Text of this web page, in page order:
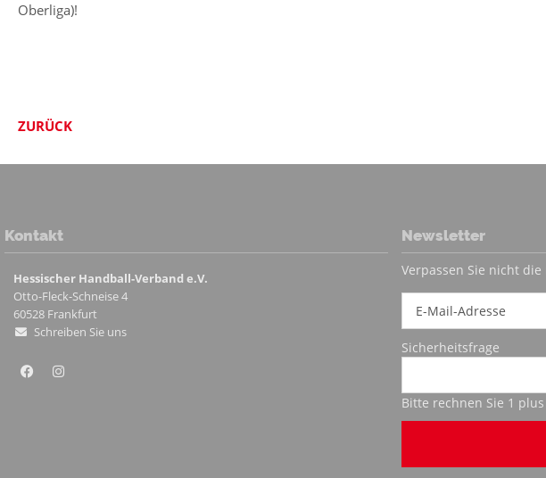
Oberliga)!
ZURÜCK
Kontakt
Hessischer Handball-Verband e.V.
Otto-Fleck-Schneise 4
60528 Frankfurt
Schreiben Sie uns
Newsletter
Verpassen Sie nicht
Sicherheitsfrage
Bitte rechnen Sie 1 plus